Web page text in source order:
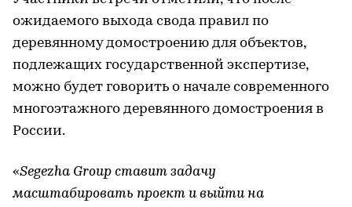
ожидаемого выхода свода правил по
деревянному домостроению для объектов,
подлежащих государственной экспертизе,
можно будет говорить о начале современного
многоэтажного деревянного домостроения в
России.
«Segezha Group ставит задачу
масштабировать проект и выйти на